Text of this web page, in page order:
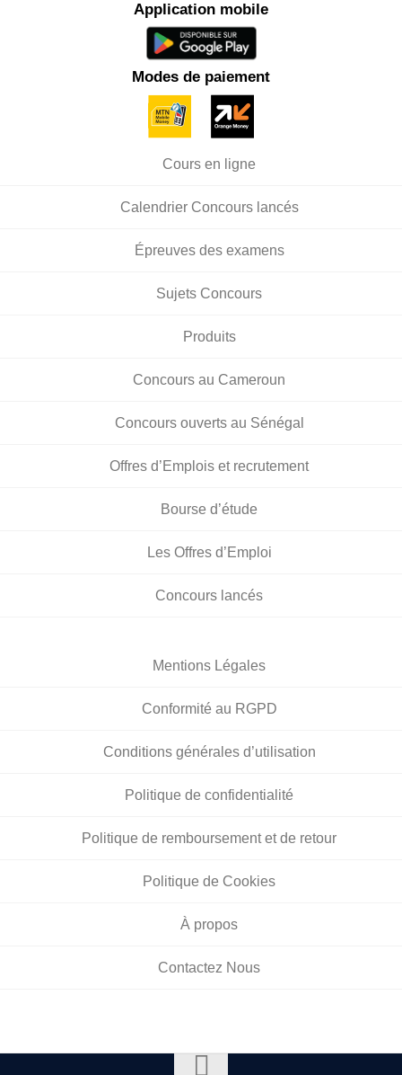
Application mobile
Modes de paiement
Cours en ligne
Calendrier Concours lancés
Épreuves des examens
Sujets Concours
Produits
Concours au Cameroun
Concours ouverts au Sénégal
Offres d’Emplois et recrutement
Bourse d’étude
Les Offres d’Emploi
Concours lancés
Mentions Légales
Conformité au RGPD
Conditions générales d’utilisation
Politique de confidentialité
Politique de remboursement et de retour
Politique de Cookies
À propos
Contactez Nous